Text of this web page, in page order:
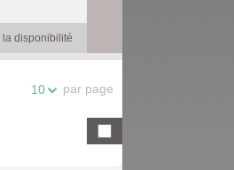
la disponibilité
10 par page